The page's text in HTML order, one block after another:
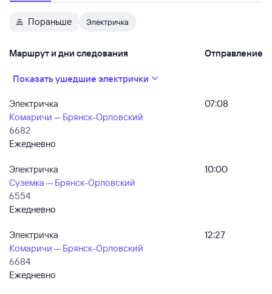
Пораньше Электричка
Маршрут и дни следования Отправление
Показать ушедшие электрички
Электричка
Комаричи — Брянск-Орловский
6682
Ежедневно
07:08
Электричка
Суземка — Брянск-Орловский
6554
Ежедневно
10:00
Электричка
Комаричи — Брянск-Орловский
6684
Ежедневно
12:27